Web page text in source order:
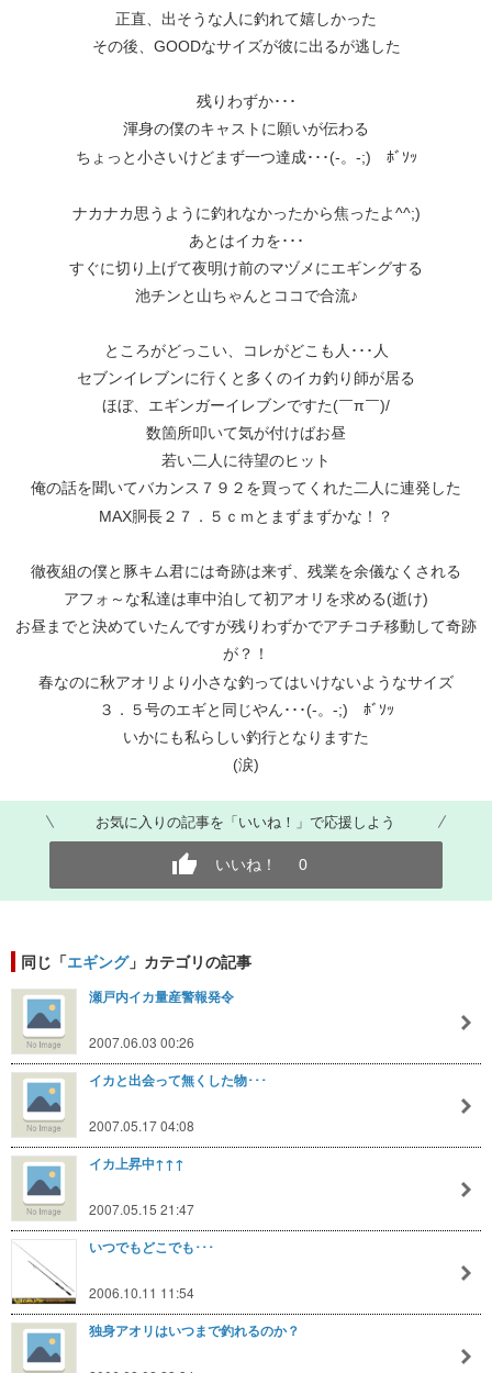
正直、出そうな人に釣れて嬉しかった
その後、GOODなサイズが彼に出るが逃した
残りわずか･･･
渾身の僕のキャストに願いが伝わる
ちょっと小さいけどまず一つ達成･･･(-。-;) ﾎﾞｿｯ
ナカナカ思うように釣れなかったから焦ったよ^^;)
あとはイカを･･･
すぐに切り上げて夜明け前のマヅメにエギングする
池チンと山ちゃんとココで合流♪
ところがどっこい、コレがどこも人･･･人
セブンイレブンに行くと多くのイカ釣り師が居る
ほぼ、エギンガーイレブンですた(￣π￣)/
数箇所叩いて気が付けばお昼
若い二人に待望のヒット
俺の話を聞いてバカンス７９２を買ってくれた二人に連発した
MAX胴長２７．５ｃｍとまずまずかな！？
徹夜組の僕と豚キム君には奇跡は来ず、残業を余儀なくされる
アフォ～な私達は車中泊して初アオリを求める(逝け)
お昼までと決めていたんですが残りわずかでアチコチ移動して奇跡
が？！
春なのに秋アオリより小さな釣ってはいけないようなサイズ
３．５号のエギと同じやん･･･(-。-;) ﾎﾞｿｯ
いかにも私らしい釣行となりますた
(涙)
お気に入りの記事を「いいね！」で応援しよう
いいね！ 0
同じ「エギング」カテゴリの記事
瀬戸内イカ量産警報発令
2007.06.03 00:26
イカと出会って無くした物･･･
2007.05.17 04:08
イカ上昇中↑↑↑
2007.05.15 21:47
いつでもどこでも･･･
2006.10.11 11:54
独身アオリはいつまで釣れるのか？